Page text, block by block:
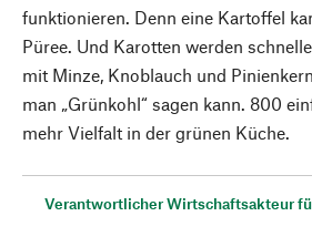
funktionieren. Denn eine Kartoffel
Püree. Und Karotten werden
mit Minze, Knoblauch und
man „Grünkohl“ sagen kann. 800
mehr Vielfalt in der grünen Küche.
Verantwortlicher Wirtschaftsakteur